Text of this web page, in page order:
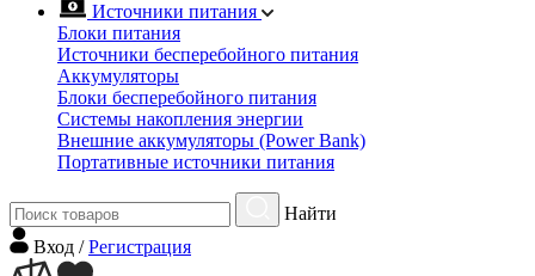
Источники питания
Блоки питания
Источники бесперебойного питания
Аккумуляторы
Блоки бесперебойного питания
Системы накопления энергии
Внешние аккумуляторы (Power Bank)
Портативные источники питания
Найти
Вход /Регистрация